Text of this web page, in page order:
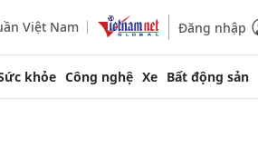
Việt Nam Đăng nhập
khỏe Công nghệ Xe Bất động sản